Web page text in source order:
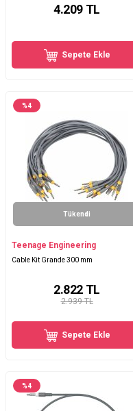
4.209 TL
Sepete Ekle
%4
Tükendi
Teenage Engineering
Cable Kit Grande 300 mm
2.939 TL
2.822 TL
Sepete Ekle
%4